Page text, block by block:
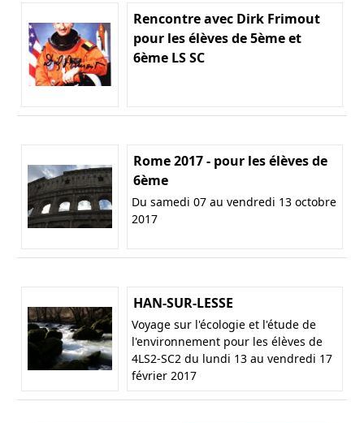
Rencontre avec Dirk Frimout
pour les élèves de 5ème et
6ème LS SC
Rome 2017 - pour les élèves de
6ème
Du samedi 07 au vendredi 13 octobre
2017
HAN-SUR-LESSE
Voyage sur l'écologie et l'étude de
l'environnement pour les élèves de
4LS2-SC2 du lundi 13 au vendredi 17
février 2017